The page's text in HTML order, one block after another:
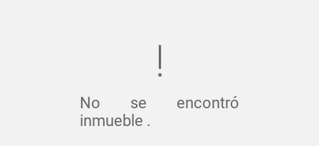
No se encontró
inmueble .